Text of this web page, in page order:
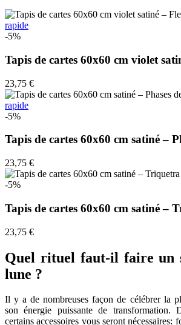
rapide
-5%
Tapis de cartes 60x60 cm violet
23,75 €
rapide
-5%
Tapis de cartes 60x60 cm satiné –
23,75 €
-5%
Tapis de cartes 60x60 cm satiné –
23,75 €
Quel rituel faut-il faire un
lune ?
Il y a de nombreuses façon de célébrer la
son énergie puissante de transformation.
certains accessoires vous seront nécessaires: